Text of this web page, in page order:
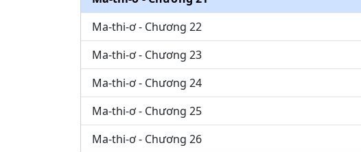
Ma-thi-ơ - Chương 22
Ma-thi-ơ - Chương 23
Ma-thi-ơ - Chương 24
Ma-thi-ơ - Chương 25
Ma-thi-ơ - Chương 26